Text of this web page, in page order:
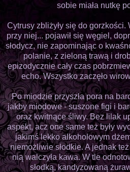
sobie miała nutkę
Cytrusy zbliżyły się do gorzkości.
przy niej... pojawił się węgiel,
słodycz, nie zapominając o
polanie, z zieloną trawą i
epizodycznie cały czas
echo. Wszystko zaczęło
Po miodzie przyszła pora na
jakby miodowe - suszone figi i
oraz kwitnące śliwy. Bez lilak
aspekt, acz one same też były
jakimś lekko alkoholowym
niemożliwie słodkie. A jednak
nią walczyła kawa. W tle
słodką, kandyzowaną